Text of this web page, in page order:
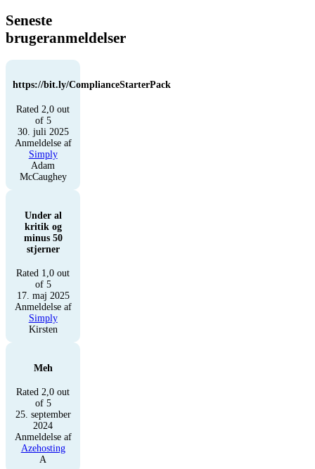
Seneste
brugeranmeldelser
https://bit.ly/ComplianceStarterPack
Rated 2,0 out
of 5
30. juli 2025
Anmeldelse af
Simply
Adam
McCaughey
Under al
kritik og
minus 50
stjerner
Rated 1,0 out
of 5
17. maj 2025
Anmeldelse af
Simply
Kirsten
Meh
Rated 2,0 out
of 5
25. september
2024
Anmeldelse af
Azehosting
A